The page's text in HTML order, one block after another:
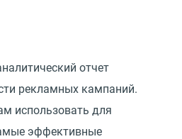
отчет
рекламных кампаний.
использовать для
эффективные